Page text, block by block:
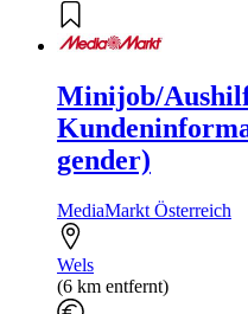
Minijob/
gender)
MediaMarkt Österreich
Wels
(6 km entfernt)